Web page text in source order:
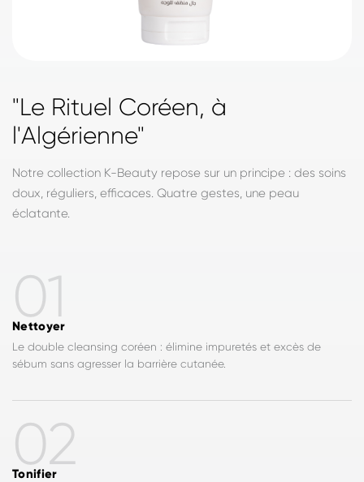
"Le Rituel Coréen, à
l'Algérienne"
Notre collection K-Beauty repose sur un principe : des soins
doux, réguliers, efficaces. Quatre gestes, une peau
éclatante.
01
Nettoyer
Le double cleansing coréen : élimine impuretés et excès de
sébum sans agresser la barrière cutanée.
02
Tonifier